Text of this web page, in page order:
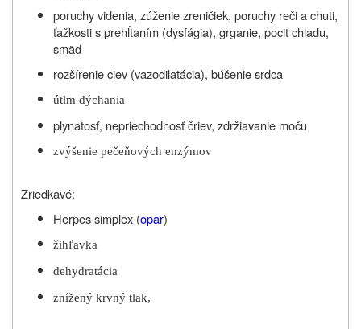
poruchy videnia, zúženie zreničiek, poruchy reči a chuti,
ťažkosti s prehĺtaním (dysfágia), grganie, pocit chladu,
smäd
rozšírenie ciev (vazodilatácia), búšenie srdca
útlm dýchania
plynatosť, nepriechodnosť čriev, zdržiavanie moču
zvýšenie pečeňových enzýmov
Zriedkavé:
Herpes simplex (opar)
žihľavka
dehydratácia
znížený krvný tlak,